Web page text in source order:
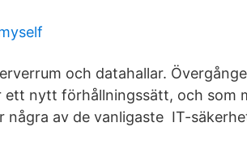
och datahallar.
nytt förhållningssätt, och som
av de vanligaste IT-